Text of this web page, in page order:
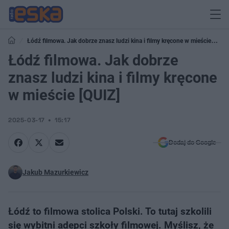
Łódź filmowa. Jak dobrze znasz ludzi kina i filmy kręcone w mieście
[QUIZ]
Łódź filmowa. Jak dobrze
znasz ludzi kina i filmy kręcone
w mieście [QUIZ]
2025-03-17 15:17
Dodaj do Google
Jakub Mazurkiewicz
Łódź to filmowa stolica Polski. To tutaj szkolili
się wybitni adepci szkoły filmowej. Myślisz, że